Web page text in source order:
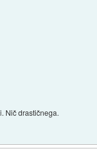
Nič drastičnega.